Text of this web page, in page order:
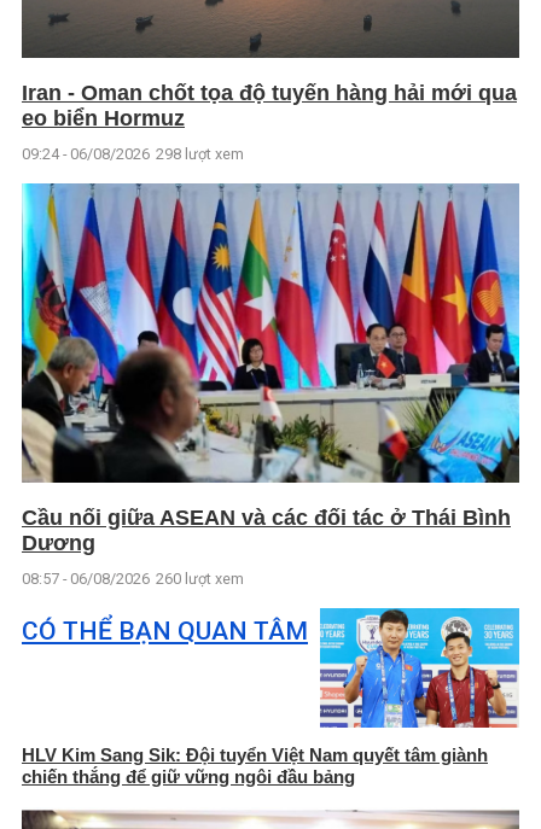
Iran - Oman chốt tọa độ tuyến hàng hải mới qua
eo biển Hormuz
09:24 - 06/08/2026 298 lượt xem
Cầu nối giữa ASEAN và các đối tác ở Thái Bình
Dương
08:57 - 06/08/2026 260 lượt xem
CÓ THỂ BẠN QUAN TÂM
HLV Kim Sang Sik: Đội tuyển Việt Nam quyết tâm giành
chiến thắng để giữ vững ngôi đầu bảng